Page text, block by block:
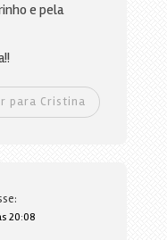
e pela
para Cristina
20:08